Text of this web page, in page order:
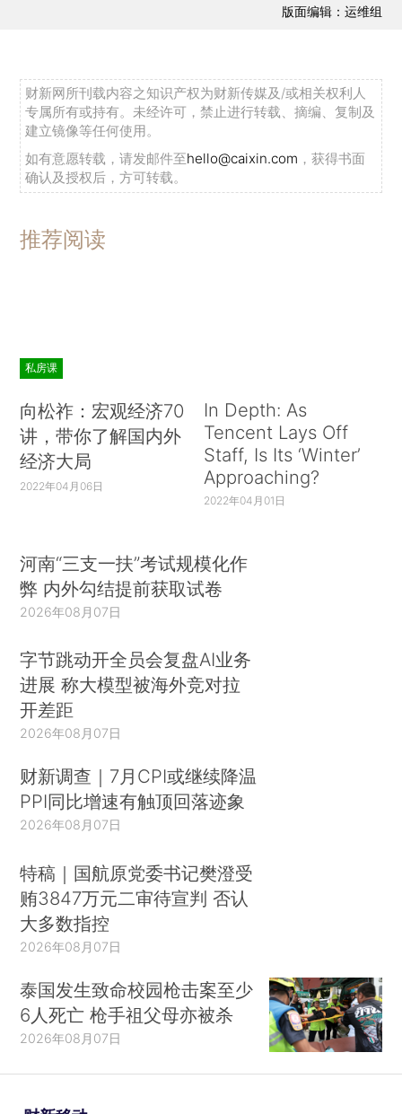
版面编辑：运维组
财新网所刊载内容之知识产权为财新传媒及/或相关权利人
专属所有或持有。未经许可，禁止进行转载、摘编、复制及
建立镜像等任何使用。
如有意愿转载，请发邮件至hello@caixin.com ，获得书面
确认及授权后，方可转载。
推荐阅读
私房课
向松祚：宏观经济70
讲，带你了解国内外
经济大局
2022年04月06日
In Depth: As
Tencent Lays Off
Staff, Is Its ‘Winter’
Approaching?
2022年04月01日
河南“三支一扶”考试规模化作
弊 内外勾结提前获取试卷
2026年08月07日
字节跳动开全员会复盘AI业务
进展 称大模型被海外竞对拉
开差距
2026年08月07日
财新调查｜7月CPI或继续降温
PPI同比增速有触顶回落迹象
2026年08月07日
特稿｜国航原党委书记樊澄受
贿3847万元二审待宣判 否认
大多数指控
2026年08月07日
泰国发生致命校园枪击案至少
6人死亡 枪手祖父母亦被杀
2026年08月07日